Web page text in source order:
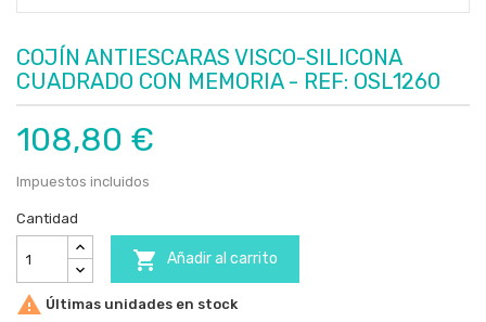
COJÍN ANTIESCARAS VISCO-SILICONA
CUADRADO CON MEMORIA - REF: OSL1260
108,80 €
Impuestos incluidos
Cantidad
 Añadir al carrito
 Últimas unidades en stock